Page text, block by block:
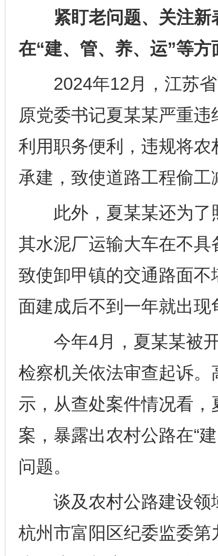
紧盯老问题、关注新
在“建、管、养、运”等
2024年12月，江苏省
原党委书记夏某某严重
利用职务便利，违规将
承建，致使道路工程偷
此外，夏某某还为了
其水泥厂运输大车在不
致使卸甲镇的交通路面
面建成后不到一年就出现
今年4月，夏某某被开
检察机关依法审查起诉
示，从查处案件情况看
案，暴露出农村公路在“
问题。
谈及农村公路建设领
杭州市富阳区纪委监委